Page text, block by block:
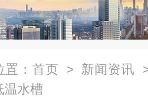
： 首页 > 新闻资讯
温水槽